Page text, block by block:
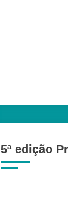
5ª edição